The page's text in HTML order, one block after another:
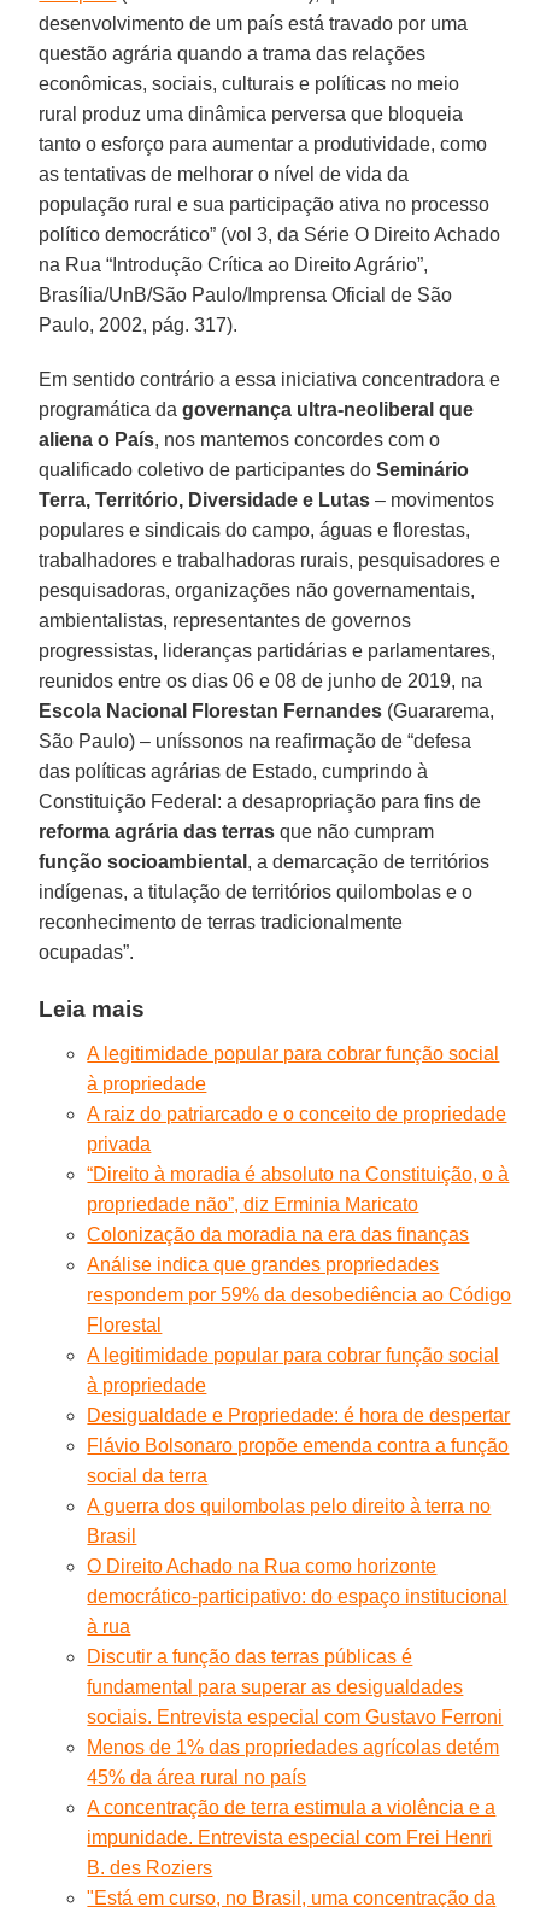
desenvolvimento de um país está travado por uma
questão agrária quando a trama das relações
econômicas, sociais, culturais e políticas no meio
rural produz uma dinâmica perversa que bloqueia
tanto o esforço para aumentar a produtividade, como
as tentativas de melhorar o nível de vida da
população rural e sua participação ativa no processo
político democrático” (vol 3, da Série O Direito Achado
na Rua “Introdução Crítica ao Direito Agrário”,
Brasília/UnB/São Paulo/Imprensa Oficial de São
Paulo, 2002, pág. 317).
Em sentido contrário a essa iniciativa concentradora e
programática da governança ultra-neoliberal que
aliena o País, nos mantemos concordes com o
qualificado coletivo de participantes doSeminário
Terra, Território, Diversidade e Lutas – movimentos
populares e sindicais do campo, águas e florestas,
trabalhadores e trabalhadoras rurais, pesquisadores e
pesquisadoras, organizações não governamentais,
ambientalistas, representantes de governos
progressistas, lideranças partidárias e parlamentares,
reunidos entre os dias 06 e 08 de junho de 2019, na
Escola Nacional Florestan Fernandes (Guararema,
São Paulo) – uníssonos na reafirmação de “defesa
das políticas agrárias de Estado, cumprindo à
Constituição Federal: a desapropriação para fins de
reforma agrária das terras que não cumpram
função socioambiental , a demarcação de territórios
indígenas, a titulação de territórios quilombolas e o
reconhecimento de terras tradicionalmente
ocupadas”.
Leia mais
A legitimidade popular para cobrar função social
à propriedade
A raiz do patriarcado e o conceito de propriedade
privada
“Direito à moradia é absoluto na Constituição, o à
propriedade não”, diz Erminia Maricato
Colonização da moradia na era das finanças
Análise indica que grandes propriedades
respondem por 59% da desobediência ao Código
Florestal
A legitimidade popular para cobrar função social
à propriedade
Desigualdade e Propriedade: é hora de despertar
Flávio Bolsonaro propõe emenda contra a função
social da terra
A guerra dos quilombolas pelo direito à terra no
Brasil
O Direito Achado na Rua como horizonte
democrático-participativo: do espaço institucional
à rua
Discutir a função das terras públicas é
fundamental para superar as desigualdades
sociais. Entrevista especial com Gustavo Ferroni
Menos de 1% das propriedades agrícolas detém
45% da área rural no país
A concentração de terra estimula a violência e a
impunidade. Entrevista especial com Frei Henri
B. des Roziers
"Está em curso, no Brasil, uma concentração da